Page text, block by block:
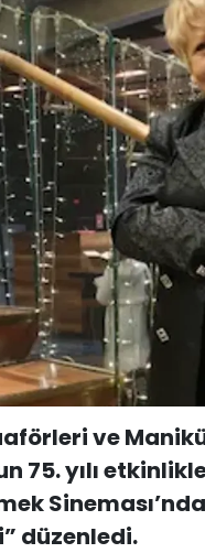
ve
75. yılı
düzenledi.